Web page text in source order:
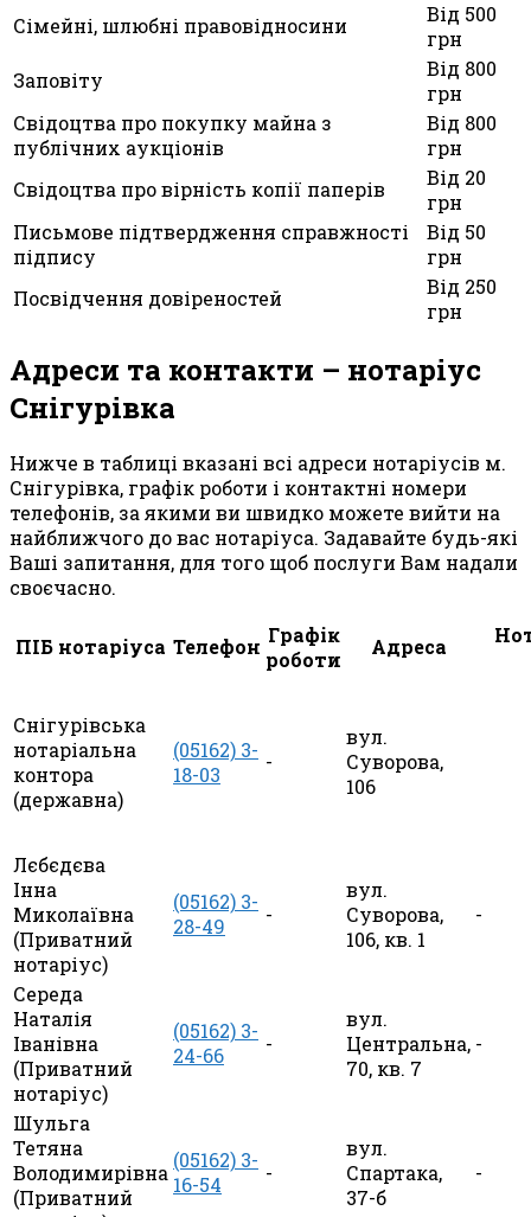
Сімейні, шлюбні правовідносини
Від 500
грн
Заповіту
Від 800
грн
Свідоцтва про покупку майна з
публічних аукціонів
Від 800
грн
Свідоцтва про вірність копії паперів
Від 20
грн
Письмове підтвердження справжності
підпису
Від 50
грн
Посвідчення довіреностей
Від 250
грн
Адреси та контакти – нотаріус
Снігурівка
Нижче в таблиці вказані всі адреси нотаріусів м.
Снігурівка, графік роботи і контактні номери
телефонів, за якими ви швидко можете вийти на
найближчого до вас нотаріуса. Задавайте будь-які
Ваші запитання, для того щоб послуги Вам надали
своєчасно.
ПІБ нотаріуса Телефон Графік
роботи
Адреса
Снігурівська
нотаріальна
контора
(державна)
(05162) 3-
18-03
-
вул.
Суворова,
106
Лєбєдєва
Інна
Миколаївна
(Приватний
нотаріус)
(05162) 3-
28-49
-
вул.
Суворова,
106, кв. 1
-
Середа
Наталія
Іванівна
(Приватний
нотаріус)
(05162) 3-
24-66
-
вул.
Центральна,
70, кв. 7
-
Шульга
Тетяна
Володимирівна
(Приватний
(05162) 3-
16-54
-
вул.
Спартака,
37-б
-